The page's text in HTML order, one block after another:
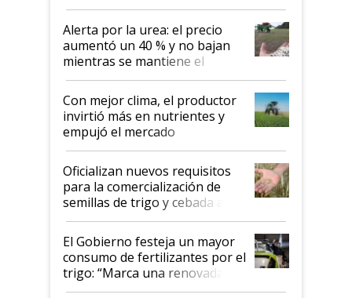
Alerta por la urea: el precio
aumentó un 40 % y no bajan
mientras se mantiene el
conflicto en Medio Oriente
Con mejor clima, el productor
invirtió más en nutrientes y
empujó el mercado
Oficializan nuevos requisitos
para la comercialización de
semillas de trigo y cebada a
granel
El Gobierno festeja un mayor
consumo de fertilizantes por el
trigo: “Marca una renovada
confianza de los productores”